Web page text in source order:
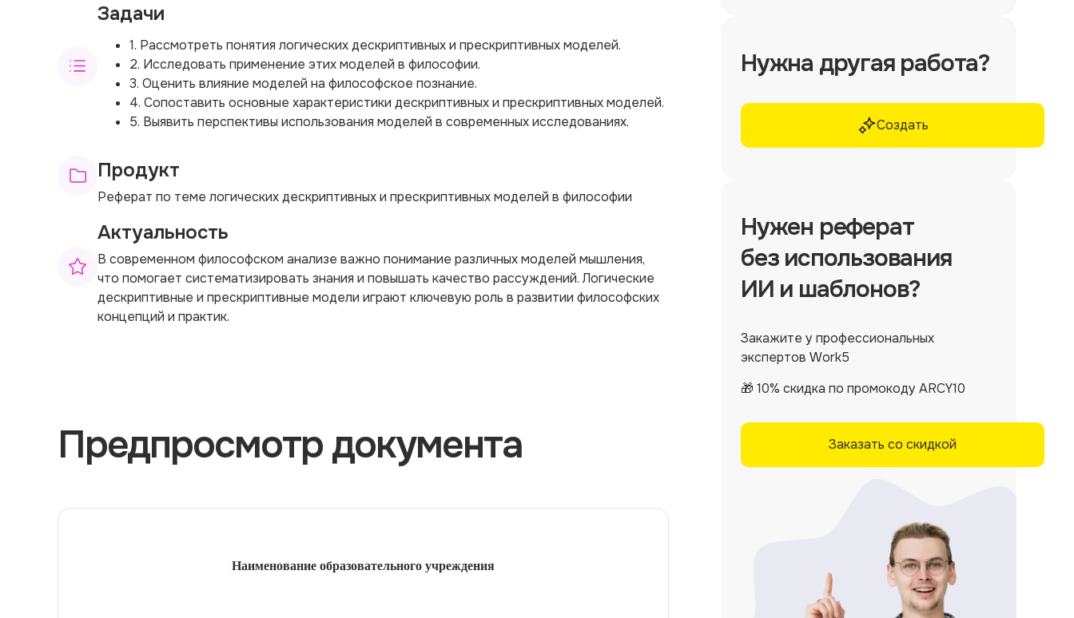
Задачи
1. Рассмотреть понятия логических дескриптивных и прескриптивных моделей.
2. Исследовать применение этих моделей в философии.
3. Оценить влияние моделей на философское познание.
4. Сопоставить основные характеристики дескриптивных и прескриптивных моделей.
5. Выявить перспективы использования моделей в современных исследованиях.
Продукт
Реферат по теме логических дескриптивных и прескриптивных моделей в философии
Актуальность
В современном философском анализе важно понимание различных моделей мышления,
что помогает систематизировать знания и повышать качество рассуждений. Логические
дескриптивные и прескриптивные модели играют ключевую роль в развитии философских
концепций и практик.
Предпросмотр документа
Наименование образовательного учреждения
Нужна другая работа?
Создать
Нужен реферат
без использования
ИИ и шаблонов?
Закажите у профессиональных
экспертов Work5
🎁 10% скидка по промокоду ARCY10
Заказать со скидкой